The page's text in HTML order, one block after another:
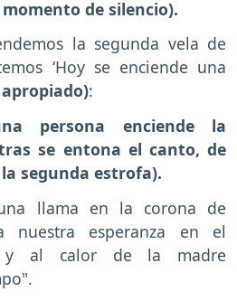
de silencio).
la segunda vela de
‘Hoy se enciende una
:
persona enciende la
se entona el canto, de
segunda estrofa).
llama en la corona de
nuestra esperanza en el
y al calor de la madre